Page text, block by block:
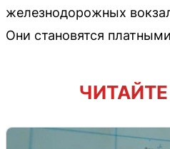
железнодорожных
Они становятся